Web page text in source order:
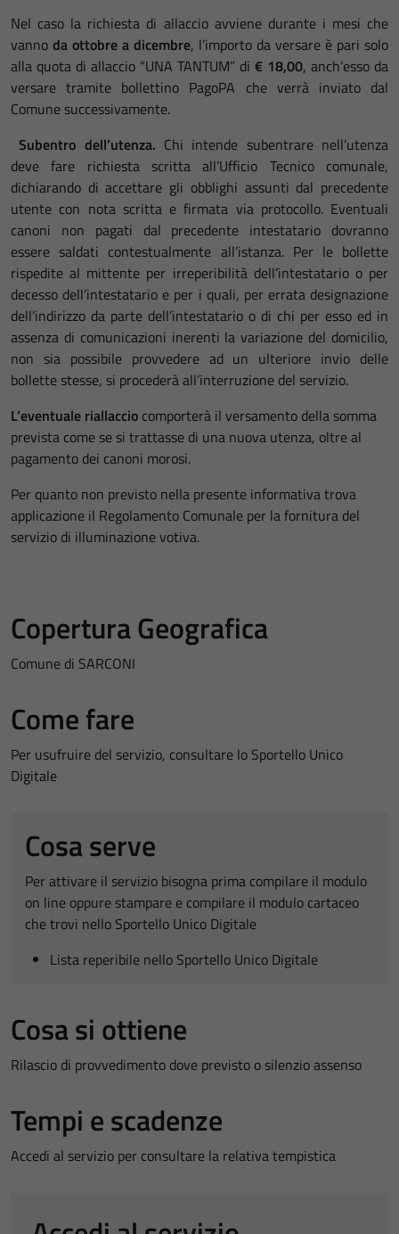
Nel caso la richiesta di allaccio avviene durante i mesi che
vanno da ottobre a dicembre, l’importo da versare è pari solo
alla quota di allaccio “UNA TANTUM” di € 18,00, anch’esso da
versare tramite bollettino PagoPA che verrà inviato dal
Comune successivamente.
Subentro dell’utenza. Chi intende subentrare nell’utenza
deve fare richiesta scritta all’Ufficio Tecnico comunale,
dichiarando di accettare gli obblighi assunti dal precedente
utente con nota scritta e firmata via protocollo. Eventuali
canoni non pagati dal precedente intestatario dovranno
essere saldati contestualmente all’istanza. Per le bollette
rispedite al mittente per irreperibilità dell’intestatario o per
decesso dell’intestatario e per i quali, per errata designazione
dell’indirizzo da parte dell’intestatario o di chi per esso ed in
assenza di comunicazioni inerenti la variazione del domicilio,
non sia possibile provvedere ad un ulteriore invio delle
bollette stesse, si procederà all’interruzione del servizio.
L’eventuale riallaccio comporterà il versamento della somma
prevista come se si trattasse di una nuova utenza, oltre al
pagamento dei canoni morosi.
Per quanto non previsto nella presente informativa trova
applicazione il Regolamento Comunale per la fornitura del
servizio di illuminazione votiva.
Copertura Geografica
Comune di SARCONI
Come fare
Per usufruire del servizio, consultare lo Sportello Unico
Digitale
Cosa serve
Per attivare il servizio bisogna prima compilare il modulo
on line oppure stampare e compilare il modulo cartaceo
che trovi nello Sportello Unico Digitale
Lista reperibile nello Sportello Unico Digitale
Cosa si ottiene
Rilascio di provvedimento dove previsto o silenzio assenso
Tempi e scadenze
Accedi al servizio per consultare la relativa tempistica